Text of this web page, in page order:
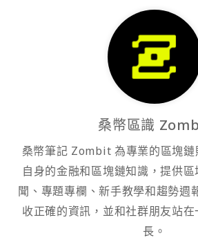
桑幣區識
桑幣筆記 Zombit 為專業的區塊鏈
自身的金融和區塊鏈知識，提供
聞、專題專欄、新手教學和趨勢週
收正確的資訊，並和社群朋友站
長。